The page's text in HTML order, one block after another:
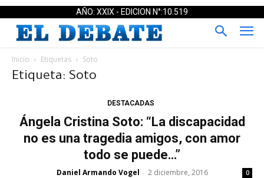
AÑO: XXIX - EDICION N°:10.519
Inicio Etiquetas Soto
Etiqueta: Soto
DESTACADAS
Ángela Cristina Soto: “La discapacidad
no es una tragedia amigos, con amor
todo se puede…”
Daniel Armando Vogel - 2 diciembre, 2016 0